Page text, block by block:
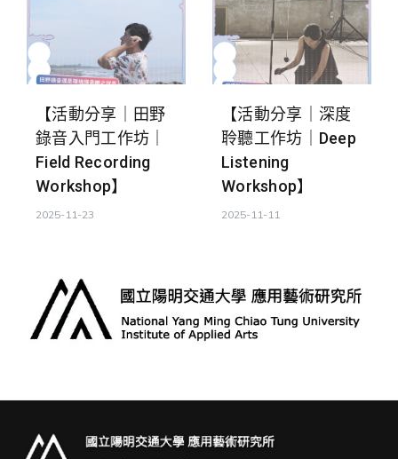
【活動分享｜田野
錄音入門工作坊｜
Field Recording
Workshop】
2025-11-23
【活動分享｜深度
聆聽工作坊｜Deep
Listening
Workshop】
2025-11-11